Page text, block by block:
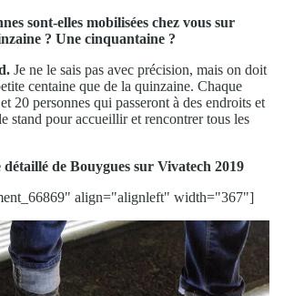
sont-elles mobilisées chez vous sur
? Une cinquantaine ?
Je ne le sais pas avec précision, mais on doit
centaine que de la quinzaine. Chaque
20 personnes qui passeront à des endroits et
stand pour accueillir et rencontrer tous les
de Bouygues sur Vivatech 2019
align="alignleft" width="367"]